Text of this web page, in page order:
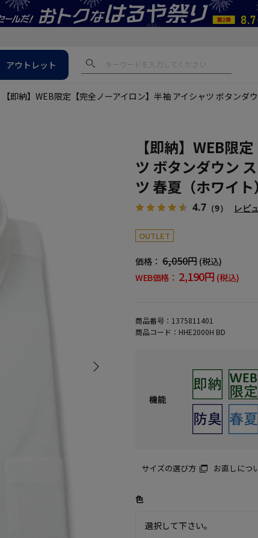
アウトレット
【即納】WEB限定【完全ノーアイロン】半袖 アイシャツ ボタン
【即納】WEB限
ツ ボタンダウン
ツ 春夏（ホワイト
4.7 （9） レビ
OUTLET
価格： 6,050円 (税込)
WEB価格： 2,190円 (税込)
商品番号： 1375811401
商品コード： HHE2000H BD
機能
サイズの選び方 お直しにつ
色